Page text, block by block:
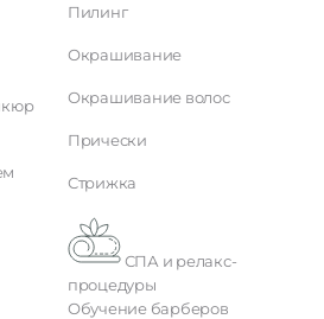
Пилинг
Окрашивание
Окрашивание волос
Прически
Стрижка
процедуры
Обучение барберов